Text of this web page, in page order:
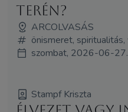
terén?
ARCOLVASÁS
önismeret,
szombat, 2026-06-
Stampf Kriszta